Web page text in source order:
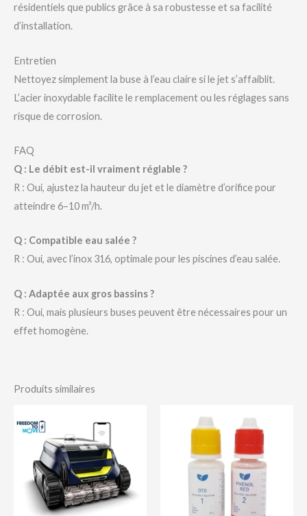
résidentiels que publics grâce à sa robustesse et sa facilité
d’installation.
Entretien
Nettoyez simplement la buse à l’eau claire si le jet s’affaiblit.
L’acier inoxydable facilite le remplacement ou les réglages sans
risque de corrosion.
FAQ
Q : Le débit est-il vraiment réglable ?
R : Oui, ajustez la hauteur du jet et le diamètre d’orifice pour
atteindre 6–10 m³/h.
Q : Compatible eau salée ?
R : Oui, avec l’inox 316, optimale pour les piscines d’eau salée.
Q : Adaptée aux gros bassins ?
R : Oui, mais plusieurs buses peuvent être nécessaires pour un
effet homogène.
Produits similaires